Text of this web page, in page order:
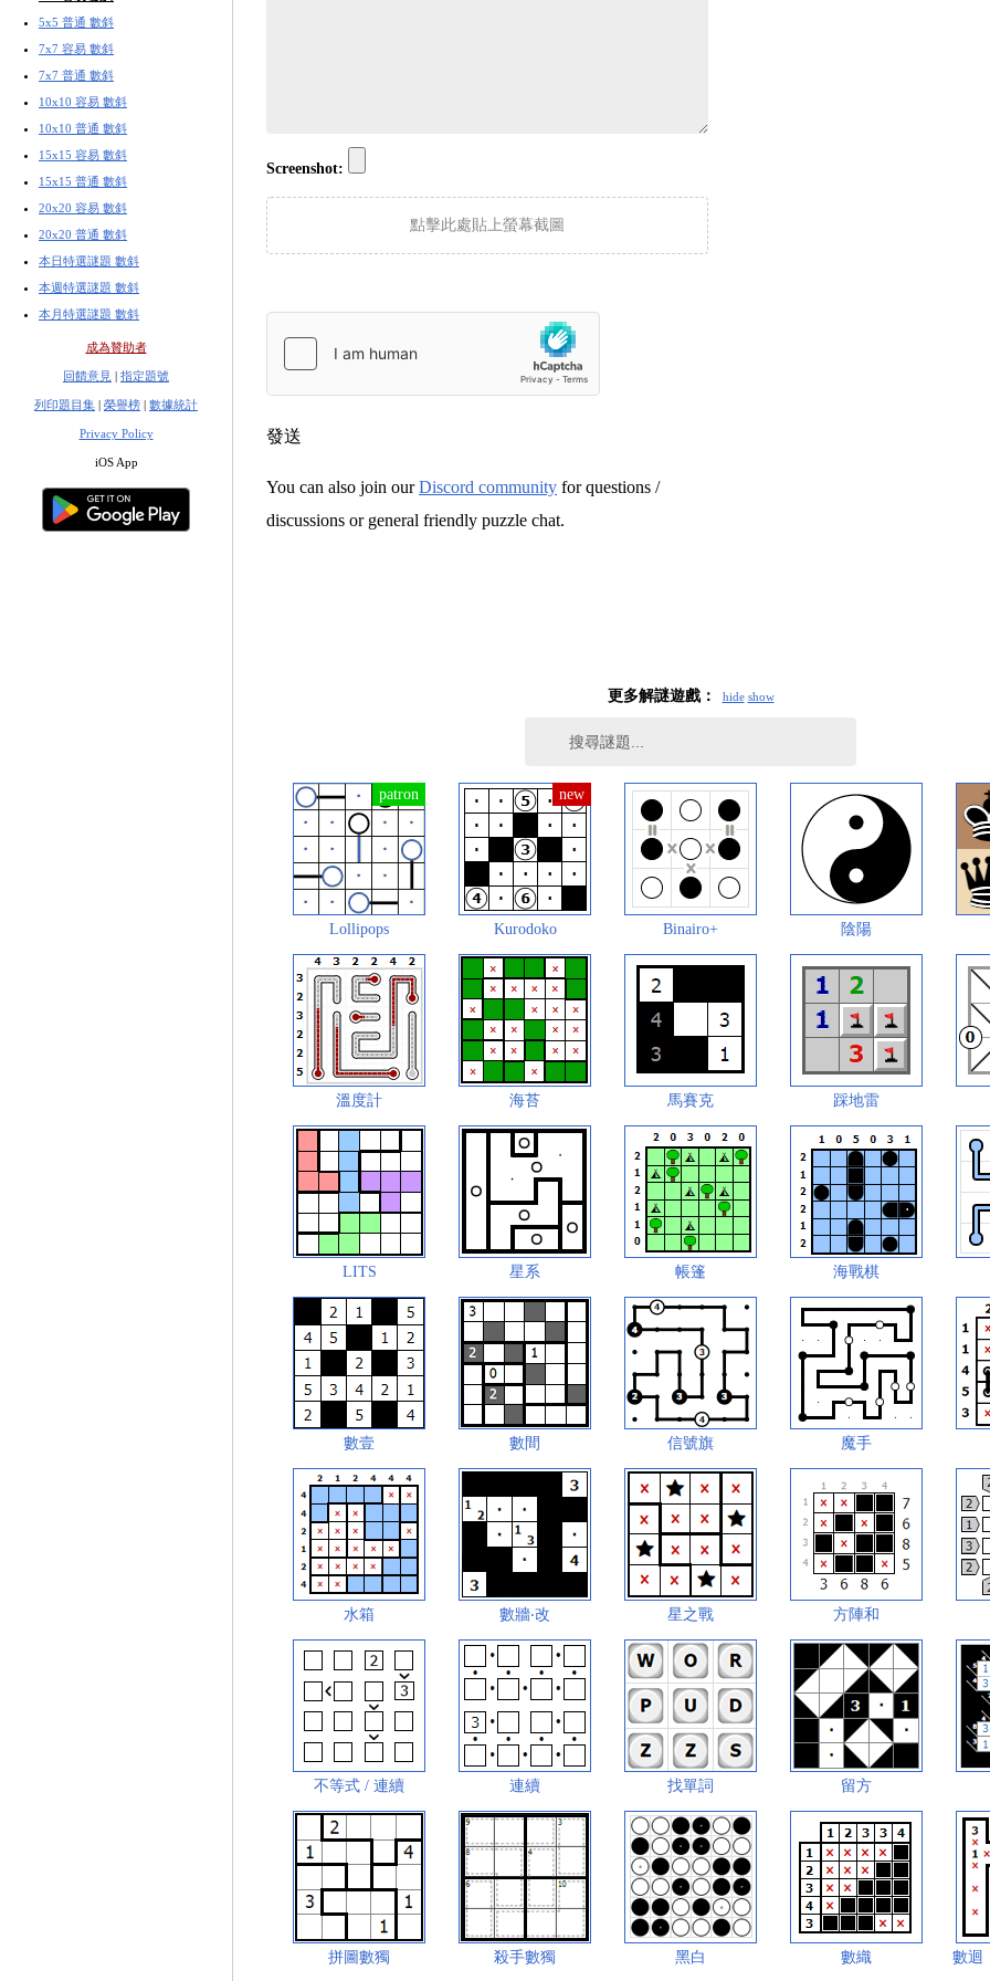
5x5 普通 數斜
7x7 容易 數斜
7x7 普通 數斜
10x10 容易 數斜
10x10 普通 數斜
15x15 容易 數斜
15x15 普通 數斜
20x20 容易 數斜
20x20 普通 數斜
本日特選謎題 數斜
本週特選謎題 數斜
本月特選謎題 數斜
成為贊助者
回饋意見 | 指定題號
列印題目集 | 榮譽榜 | 數據統計
Privacy Policy
iOS App
Screenshot:
點擊此處貼上螢幕截圖
發送
You can also join ourDiscord community for questions /
discussions or general friendly puzzle chat.
更多解謎遊戲： hide show
Lollipops Kurodoko Binairo+ 陰陽
溫度計 海苔 馬賽克 踩地雷
LITS 星系 帳篷 海戰棋
數壹 數間 信號旗 魔手
水箱 數牆‧改 星之戰 方陣和
不等式 / 連續 連續 找單詞 留方
拼圖數獨 殺手數獨 黑白 數織 數迴